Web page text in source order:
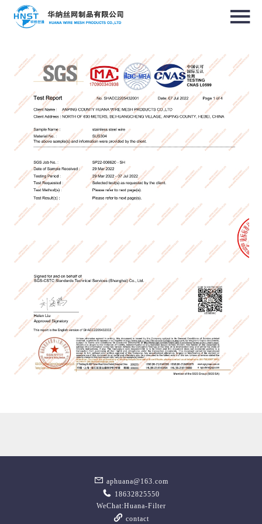
选择国家／地区
亚洲
中华人民共和国
North & South America
USA / English
Canada / English
aphuana@163.com
18632825550
WeChat:Huana-Filter
contact